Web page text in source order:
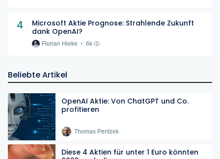
4
Microsoft Aktie Prognose: Strahlende Zukunft
dank OpenAI?
Florian Hieke 6k
Beliebte Artikel
OpenAI Aktie: Von ChatGPT und Co.
profitieren
Thomas Pentzek
Diese 4 Aktien für unter 1 Euro könnten